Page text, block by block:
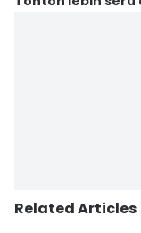
Related Articles